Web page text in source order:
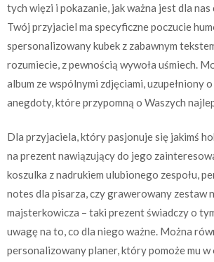
tych więzi i pokazanie, jak ważna jest dla nas
Twój przyjaciel ma specyficzne poczucie
spersonalizowany kubek z zabawnym
rozumiecie, z pewnością wywoła uśmiech.
album ze wspólnymi zdjęciami, uzupełniony
anegdoty, które przypomną o Waszych
Dla przyjaciela, który pasjonuje się jakimś
na prezent nawiązujący do jego
koszulka z nadrukiem ulubionego zespołu,
notes dla pisarza, czy grawerowany zestaw
majsterkowicza – taki prezent świadczy o
uwagę na to, co dla niego ważne. Można
personalizowany planer, który pomoże mu